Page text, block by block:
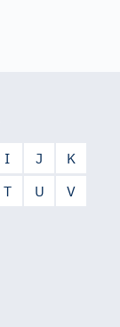
I J
K
T U
V